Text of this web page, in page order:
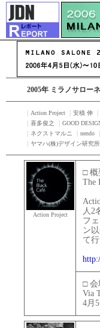
2005年 ミラノサロー
Action Project 安積 伸
喜多俊之 GOOD
ネクストマルニ nendo
ヤマハ(株)デザイン研究所
Action Project
□ 概
The
人2
フ
ン
て行
□ 会
Via
4月